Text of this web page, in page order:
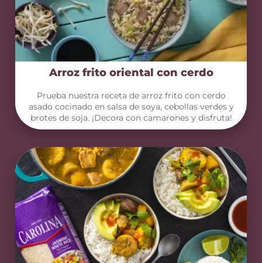
Arroz frito oriental con cerdo
Prueba nuestra receta de arroz frito con cerdo
asado cocinado en salsa de soya, cebollas verdes y
brotes de soja. ¡Decora con camarones y disfruta!